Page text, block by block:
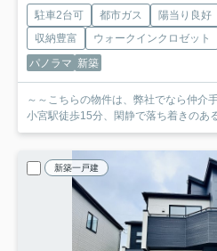
駐車2台可 都市ガス 陽当り良好
収納豊富
ウォークインクロゼット
パノラマ 新築
～～こちらの物件は、弊社でなら仲介
小宮駅徒歩15分、閑静で落ち着きのあ
新築一戸建